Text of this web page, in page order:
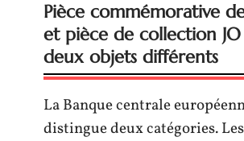
Pièce commémorative
et pièce de collection
deux objets différents
La Banque centrale
distingue deux catégories. Les